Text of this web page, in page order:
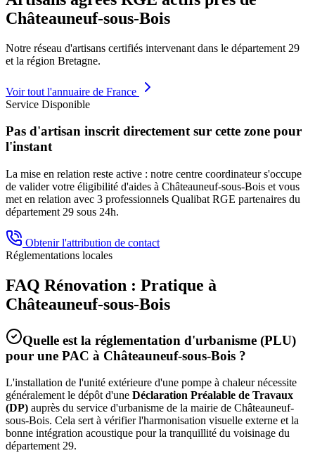
Châteauneuf-sous-Bois
Notre réseau d'artisans certifiés intervenant dans le département 29
et la région Bretagne.
Voir tout l'annuaire de France
Service Disponible
Pas d'artisan inscrit directement sur cette zone pour
l'instant
La mise en relation reste active : notre centre coordinateur s'occupe
de valider votre éligibilité d'aides à Châteauneuf-sous-Bois et vous
met en relation avec 3 professionnels Qualibat RGE partenaires du
département 29 sous 24h.
Obtenir l'attribution de contact
Réglementations locales
FAQ Rénovation : Pratique à
Châteauneuf-sous-Bois
Quelle est la réglementation d'urbanisme (PLU)
pour une PAC à Châteauneuf-sous-Bois ?
L'installation de l'unité extérieure d'une pompe à chaleur nécessite
généralement le dépôt d'une Déclaration Préalable de Travaux
(DP) auprès du service d'urbanisme de la mairie de Châteauneuf-
sous-Bois. Cela sert à vérifier l'harmonisation visuelle externe et la
bonne intégration acoustique pour la tranquillité du voisinage du
département29.